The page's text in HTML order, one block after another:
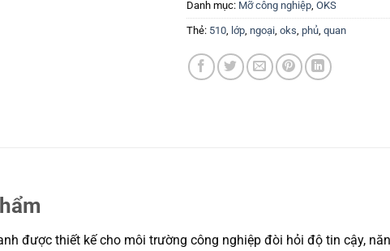
Danh mục: Mỡ công nghiệp, OKS
Thẻ: 510, lớp, ngoại, oks, phủ, quan
được thiết kế cho môi trường công nghiệp đòi hỏi độ tin cậy,